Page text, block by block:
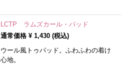
LCTP ラムズカール・パッド
通常価格 ¥ 1,430(税込)
ウール風トゥパッド。ふわふわの着け
心地。